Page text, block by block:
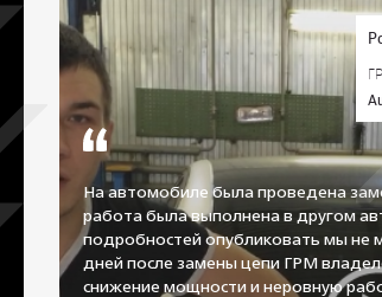
На автомобиле была проведена
работа была выполнена в другом
подробностей опубликовать мы не
дней после замены цепи ГРМ
снижение мощности и неровную